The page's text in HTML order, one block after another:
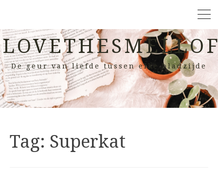
De geur van liefde tussen elke bladzijde
Tag: Superkat